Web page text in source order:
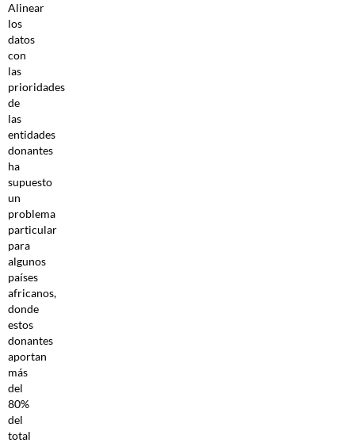
Alinear
los
datos
con
las
prioridades
de
las
entidades
donantes
ha
supuesto
un
problema
particular
para
algunos
países
africanos,
donde
estos
donantes
aportan
más
del
80%
del
total